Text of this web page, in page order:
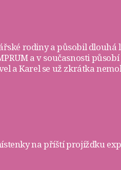
rodiny a působil dlouhá
a v současnosti
a Karel se už zkrátka
na příští projížďku